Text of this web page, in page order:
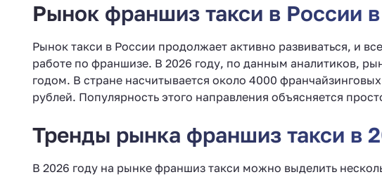
Рынок франшиз такси в России
Рынок такси в России продолжает активно развиваться, и
работе по франшизе. В 2026 году, по данным аналитиков,
годом. В стране насчитывается около 4000
рублей. Популярность этого направления объясняется
Тренды рынка франшиз такси в
В 2026 году на рынке франшиз такси можно выделить